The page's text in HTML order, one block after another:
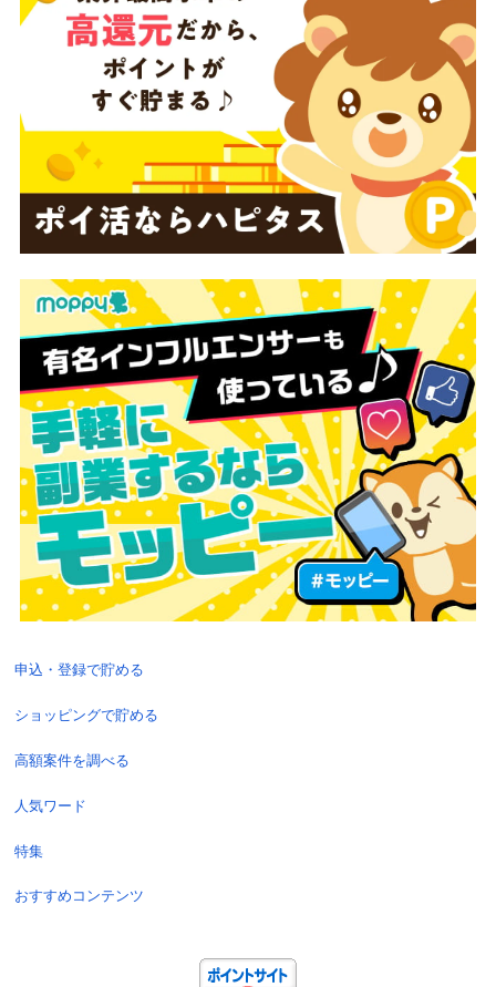
申込・登録で貯める
ショッピングで貯める
高額案件を調べる
人気ワード
特集
おすすめコンテンツ